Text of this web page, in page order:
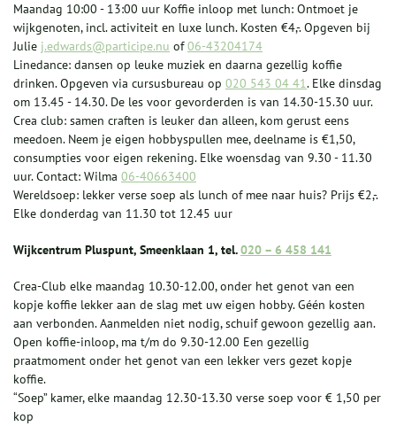
Maandag 10:00 - 13:00 uur Koffie inloop met lunch: Ontmoet je
wijkgenoten, incl. activiteit en luxe lunch. Kosten €4,-. Opgeven bij
Julie j.edwards@participe.nu of06-43204174
Linedance: dansen op leuke muziek en daarna gezellig koffie
drinken. Opgeven via cursusbureau op 020 543 04 41. Elke dinsdag
om 13.45 - 14.30. De les voor gevorderden is van 14.30-15.30 uur.
Crea club: samen craften is leuker dan alleen, kom gerust eens
meedoen. Neem je eigen hobbyspullen mee, deelname is €1,50,
consumpties voor eigen rekening. Elke woensdag van 9.30 - 11.30
uur. Contact: Wilma 06-40663400
Wereldsoep: lekker verse soep als lunch of mee naar huis? Prijs €2,-.
Elke donderdag van 11.30 tot 12.45 uur
Wijkcentrum Pluspunt, Smeenklaan 1, tel.020 – 6 458 141
Crea-Club elke maandag 10.30-12.00, onder het genot van een
kopje koffie lekker aan de slag met uw eigen hobby. Géén kosten
aan verbonden. Aanmelden niet nodig, schuif gewoon gezellig aan.
Open koffie-inloop, ma t/m do 9.30-12.00 Een gezellig
praatmoment onder het genot van een lekker vers gezet kopje
koffie.
“Soep” kamer, elke maandag 12.30-13.30 verse soep voor € 1,50 per
kop